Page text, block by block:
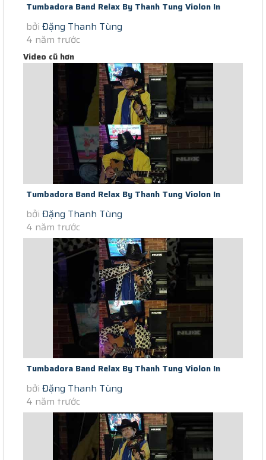
Tumbadora Band Relax By Thanh Tung Violon In
Saigon Social Distance Voulez...
bởi Đặng Thanh Tùng
4 năm trước
Video cũ hơn
Tumbadora Band Relax By Thanh Tung Violon In
Saigon Social Distance Eternal...
bởi Đặng Thanh Tùng
4 năm trước
Tumbadora Band Relax By Thanh Tung Violon In
Saigon Social Distance Tombe...
bởi Đặng Thanh Tùng
4 năm trước